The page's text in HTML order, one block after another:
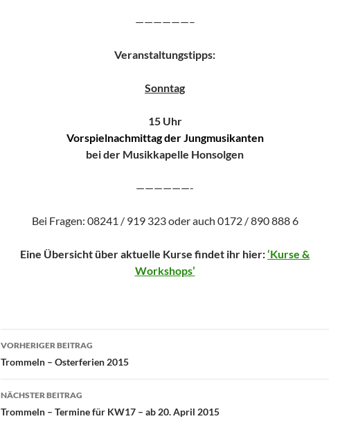
——————–
Veranstaltungstipps:
Sonntag
15 Uhr
Vorspielnachmittag der Jungmusikanten
bei der Musikkapelle Honsolgen
——————-
Bei Fragen: 08241 / 919 323 oder auch 0172 / 890 888 6
Eine Übersicht über aktuelle Kurse findet ihr hier:‘Kurse &
Workshops’
Beitragsnavigation
VORHERIGER BEITRAG
Trommeln – Osterferien 2015
NÄCHSTER BEITRAG
Trommeln – Termine für KW17 – ab 20. April 2015